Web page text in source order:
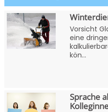
Vorsicht
eine
kön...
Sprache